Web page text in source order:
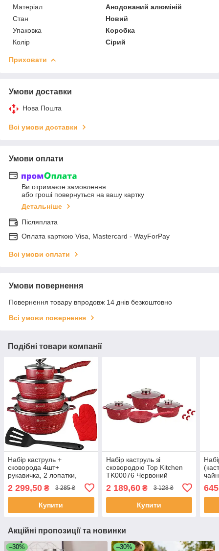
Матеріал
Анодований алюміній
Стан
Новий
Упаковка
Коробка
Колір
Сірий
Приховати
Умови доставки
Нова Пошта
Всі умови доставки
Умови оплати
Ви отримаєте замовлення
або гроші повернуться на вашу картку
Детальніше
Післяплата
Оплата карткою Visa, Mastercard - WayForPay
Всі умови оплати
Умови повернення
Повернення товару впродовж 14 днів безкоштовно
Всі умови повернення
Подібні товари компанії
Набір каструль +
сковорода 4шт+
рукавичка, 2 лопатки,
(16см, 28см, 32см, 28см),
Червоний / Набір посуди з
антіпригарним покриттям
2 299,50 ₴ 3 285 ₴
Купити
Набір каструль зі
сковородою Top Kitchen
TK00076 Червоний
2 189,60₴ 3 128 ₴
Купити
645
Акційні пропозиції та новинки
–30% –30%